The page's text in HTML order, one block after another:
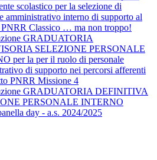
scolastico per la selezione di
amministrativo interno di supporto al
PNRR Classico … ma non troppo!
GRADUATORIA
SELEZIONE PERSONALE
per la per il ruolo di personale
di supporto nei percorsi afferenti
PNRR Missione 4
GRADUATORIA DEFINITIVA
PERSONALE INTERNO
day - a.s. 2024/2025